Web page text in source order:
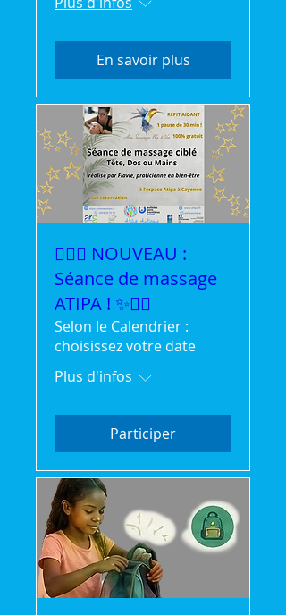
En savoir plus
💆‍♀️✨ NOUVEAU :
Séance de massage
ATIPA ! ✨💆‍♂️
Selon le Calendrier :
choisissez votre date
Plus d'infos
Participer